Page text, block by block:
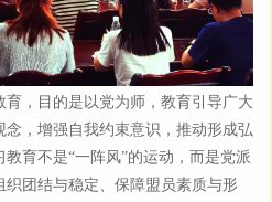
，目的是以党为师，教育引导广大
，增强自我约束意识，推动形成弘
育不是“一阵风”的运动，而是党派
织团结与稳定、保障盟员素质与形